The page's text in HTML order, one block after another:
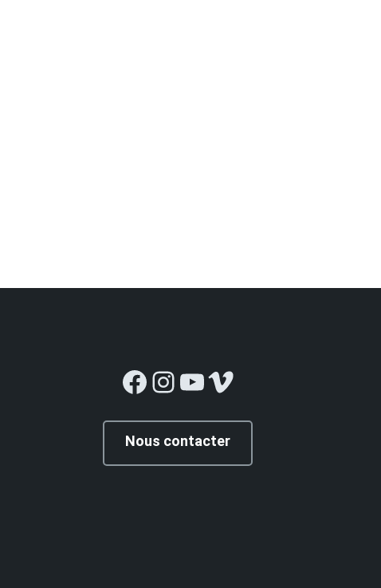
Facebook
Instagram
YouTube
Vimeo
Nous contacter